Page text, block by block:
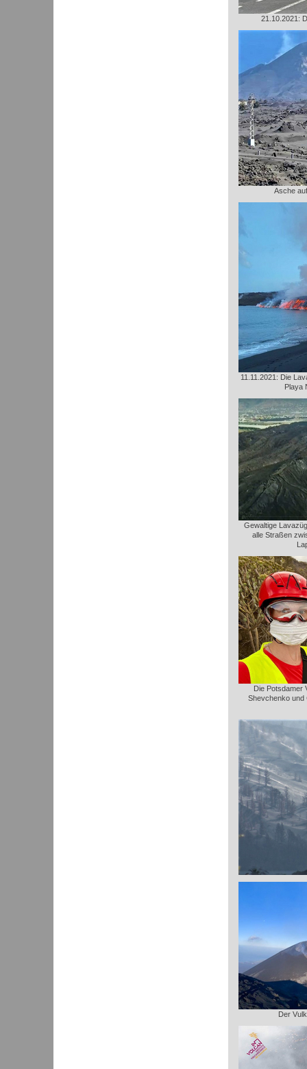
21.10.2021:
Asche
11.11.2021: Die
Playa
Gewaltige
alle Straßen
Die Potsdamer
Shevchenko und
Der